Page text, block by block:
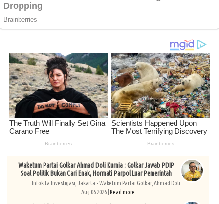
Waketum Partai Golkar Ahmad Doli Kurnia : Golkar Jawab PDIP
Soal Politik Bukan Cari Enak, Hormati Parpol Luar Pemerintah
Infokita Investigasi, Jakarta - Waketum Partai Golkar, Ahmad Doli...
Aug 06 2026 | Read more